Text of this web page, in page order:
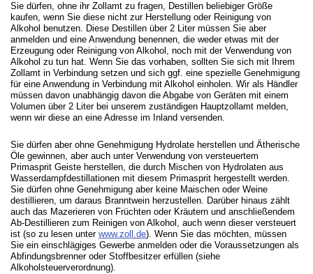
Sie dürfen, ohne ihr Zollamt zu fragen, Destillen beliebiger Größe
kaufen, wenn Sie diese nicht zur Herstellung oder Reinigung von
Alkohol benutzen. Diese Destillen über 2 Liter müssen Sie aber
anmelden und eine Anwendung benennen, die weder etwas mit der
Erzeugung oder Reinigung von Alkohol, noch mit der Verwendung von
Alkohol zu tun hat. Wenn Sie das vorhaben, sollten Sie sich mit Ihrem
Zollamt in Verbindung setzen und sich ggf. eine spezielle Genehmigung
für eine Anwendung in Verbindung mit Alkohol einholen. Wir als Händler
müssen davon unabhängig davon die Abgabe von Geräten mit einem
Volumen über 2 Liter bei unserem zuständigen Hauptzollamt melden,
wenn wir diese an eine Adresse im Inland versenden.
Sie dürfen aber ohne Genehmigung Hydrolate herstellen und Ätherische
Öle gewinnen, aber auch unter Verwendung von versteuertem
Primasprit Geiste herstellen, die durch Mischen von Hydrolaten aus
Wasserdampfdestillationen mit diesem Primasprit hergestellt werden.
Sie dürfen ohne Genehmigung aber keine Maischen oder Weine
destillieren, um daraus Branntwein herzustellen. Darüber hinaus zählt
auch das Mazerieren von Früchten oder Kräutern und anschließendem
Ab-Destillieren zum Reinigen von Alkohol, auch wenn dieser versteuert
ist (so zu lesen unterwww.zoll.de). Wenn Sie das möchten, müssen
Sie ein einschlägiges Gewerbe anmelden oder die Voraussetzungen als
Abfindungsbrenner oder Stoffbesitzer erfüllen (siehe
Alkoholsteuerverordnung).